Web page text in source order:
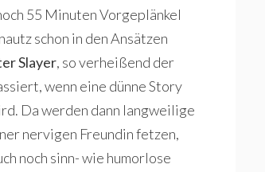
55 Minuten Vorgeplänkel
schon in den Ansätzen
Slayer, so verheißend der
wenn eine dünne Story
Da werden dann langweilige
nervigen Freundin fetzen,
noch sinn- wie humorlose